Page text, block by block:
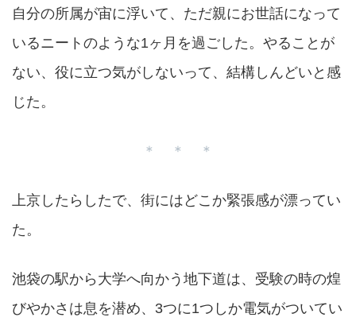
自分の所属が宙に浮いて、ただ親にお世話になって
いるニートのような1ヶ月を過ごした。やることが
ない、役に立つ気がしないって、結構しんどいと感
じた。
＊ ＊ ＊
上京したらしたで、街にはどこか緊張感が漂ってい
た。
池袋の駅から大学へ向かう地下道は、受験の時の煌
びやかさは息を潜め、3つに1つしか電気がついてい